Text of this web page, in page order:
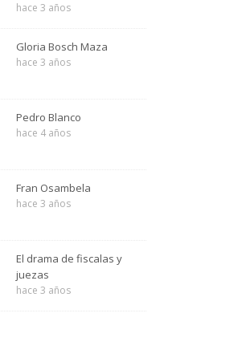
hace 3 años
Gloria Bosch Maza
hace 3 años
Pedro Blanco
hace 4 años
Fran Osambela
hace 3 años
El drama de fiscalas y
juezas
hace 3 años